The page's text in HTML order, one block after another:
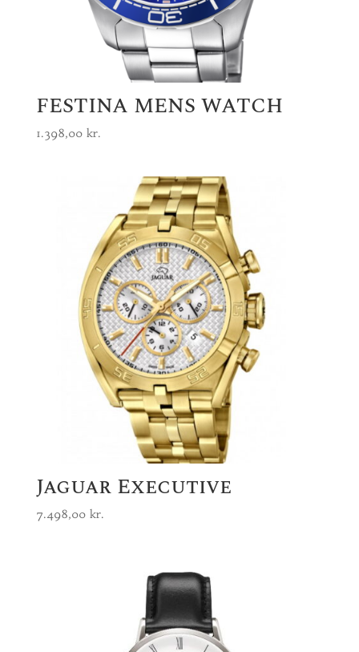
FESTINA MENS WATCH
1.398,00 kr.
Jaguar Executive
7.498,00 kr.